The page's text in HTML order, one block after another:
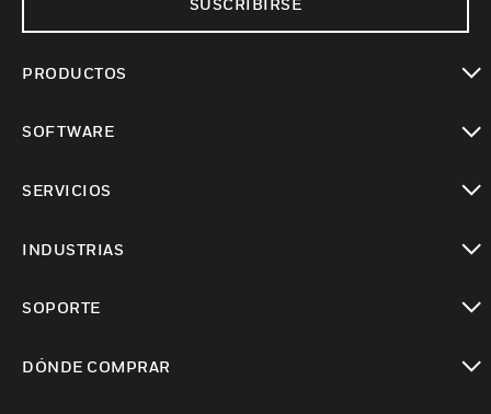
SUSCRIBIRSE
PRODUCTOS
SOFTWARE
SERVICIOS
INDUSTRIAS
SOPORTE
DÓNDE COMPRAR